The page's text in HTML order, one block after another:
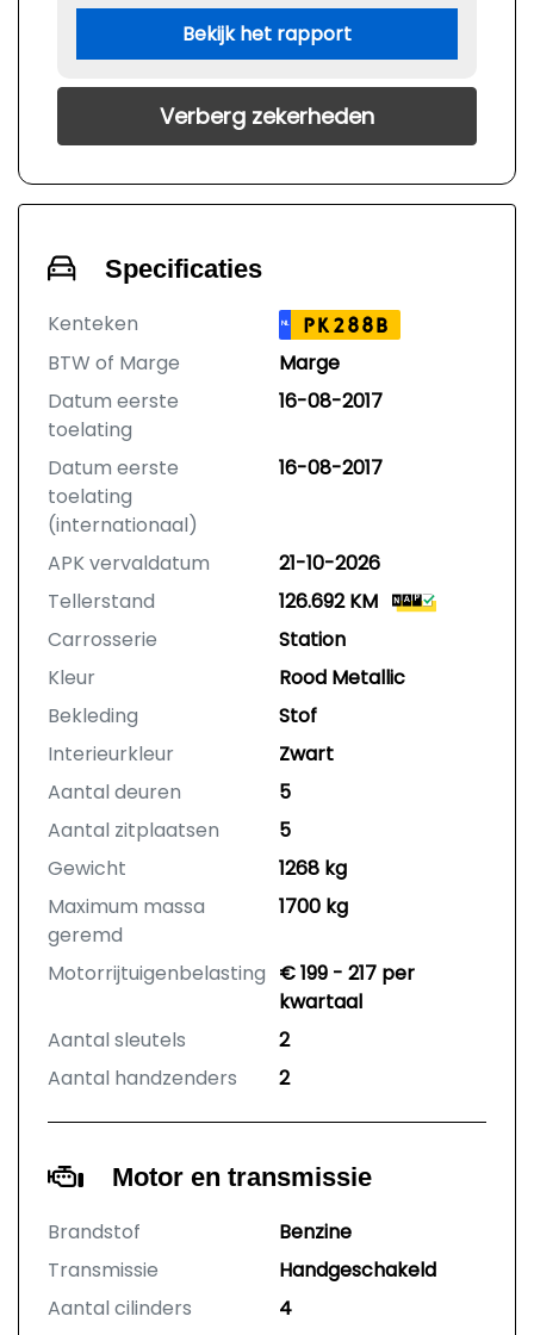
Bekijk het rapport
Verberg zekerheden
Specificaties
Kenteken NL PK288B
BTW of Marge
Marge
Datum eerste
toelating
16-08-2017
Datum eerste
toelating
(internationaal)
16-08-2017
APK vervaldatum
21-10-2026
Tellerstand
126.692 KM
Carrosserie
Station
Kleur
Rood Metallic
Bekleding
Stof
Interieurkleur
Zwart
Aantal deuren
5
Aantal zitplaatsen
5
Gewicht
1268 kg
Maximum massa
geremd
1700 kg
Motorrijtuigenbelasting € 199 - 217 per
kwartaal
Aantal sleutels
2
Aantal handzenders
2
Motor en transmissie
Brandstof
Benzine
Transmissie
Handgeschakeld
Aantal cilinders
4